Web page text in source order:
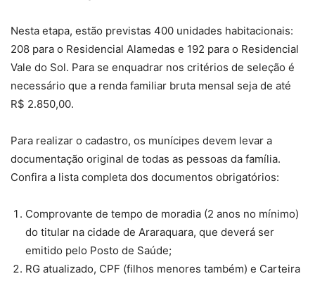
Nesta etapa, estão previstas 400 unidades habitacionais:
208 para o Residencial Alamedas e 192 para o Residencial
Vale do Sol. Para se enquadrar nos critérios de seleção é
necessário que a renda familiar bruta mensal seja de até
R$ 2.850,00.
Para realizar o cadastro, os munícipes devem levar a
documentação original de todas as pessoas da família.
Confira a lista completa dos documentos obrigatórios:
Comprovante de tempo de moradia (2 anos no mínimo)
do titular na cidade de Araraquara, que deverá ser
emitido pelo Posto de Saúde;
RG atualizado, CPF (filhos menores também) e Carteira